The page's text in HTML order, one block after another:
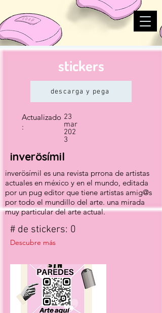
stickers
descarga y pega
Actualizado
:
23
mar
202
3
inverösímil
inverösímil es una revista prrona de artistas
actuales en méxico y en el mundo, editada
por un pug editor que tiene artistas amig@s
por todo el mundillo del arte. una mirada
muy particular del arte actual.
# de stickers: 0
Descubre más